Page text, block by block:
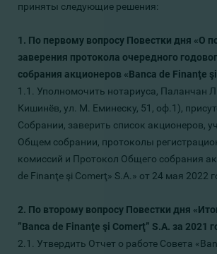
приняты следующие решения:
1. По первому вопросу Повестки дня «О
заверения протокола очередного
собрания акционеров «Banca de Finanţe
1.1. Уполномочить нотариуса, Паланчан
Кишинёв, ул. М. Еминеску, 51, оф.1),
Собрании, заверить список акционеров,
Общем собрании, протоколы
комиссий и Протокол Общего собрания
de Finanţe şi Comerţ» S.A.» от 24 мая 2022
2. По второму вопросу Повестки дня
”Banca de Finanţe şi Comerţ” S.A. за 2021
2.1. Утвердить Отчет о работе Совета